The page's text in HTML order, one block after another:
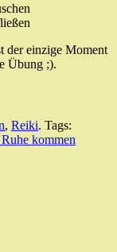
der einzige Moment
Übung ;).
, Reiki. Tags:
kommen